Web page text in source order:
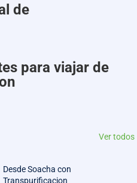
de
para viajar de
Ver todos
Desde Soacha con
Transpurificacion